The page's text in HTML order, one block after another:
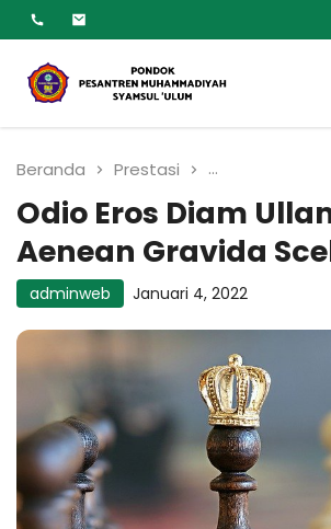
Pesantren Syamsul
Ulum
Beranda Prestasi Odio Eros
Odio Eros Diam
Aenean Gravida
adminweb Januari 4, 2022